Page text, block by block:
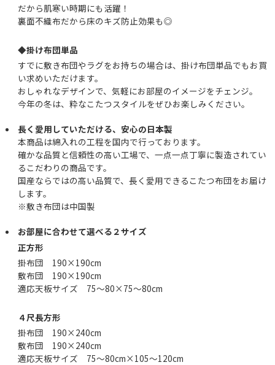
だから肌寒い時期にも活躍！
裏面不織布だから床のキズ防止効果も◎
◆掛け布団単品
すでに敷き布団やラグをお持ちの場合は、掛け布団単品でもお買
い求めいただけます。
おしゃれなデザインで、気軽にお部屋のイメージをチェンジ。
今年の冬は、粋なこたつスタイルをぜひお楽しみください。
長く愛用していただける、安心の日本製
本商品は綿入れの工程を国内で行っております。
確かな品質と信頼性の高い工場で、一点一点丁寧に製造されてい
るこだわりの商品です。
国産ならではの高い品質で、長く愛用できるこたつ布団をお届け
します。
※敷き布団は中国製
お部屋に合わせて選べる２サイズ
正方形
掛布団 190×190cm
敷布団 190×190cm
適応天板サイズ 75～80×75～80cm
４尺長方形
掛布団 190×240cm
敷布団 190×240cm
適応天板サイズ 75～80cm×105～120cm